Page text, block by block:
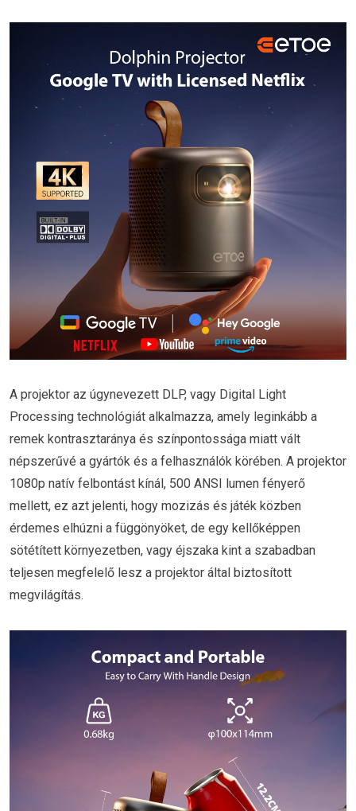
A projektor az úgynevezett DLP, vagy Digital Light
Processing technológiát alkalmazza, amely leginkább a
remek kontrasztaránya és színpontossága miatt vált
népszerűvé a gyártók és a felhasználók körében. A projektor
1080p natív felbontást kínál, 500 ANSI lumen fényerő
mellett, ez azt jelenti, hogy mozizás és játék közben
érdemes elhúzni a függönyöket, de egy kellőképpen
sötétített környezetben, vagy éjszaka kint a szabadban
teljesen megfelelő lesz a projektor által biztosított
megvilágítás.